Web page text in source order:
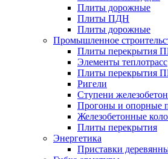
Плиты дорожные
Плиты ПДН
Плиты дорожные
Промышленное
Плиты перекрытия
Элементы теплотрасс
Плиты перекрытия
Ригели
Ступени
Прогоны и опорные
Железобетонные
Плиты перекрытия
Энергетика
Приставки